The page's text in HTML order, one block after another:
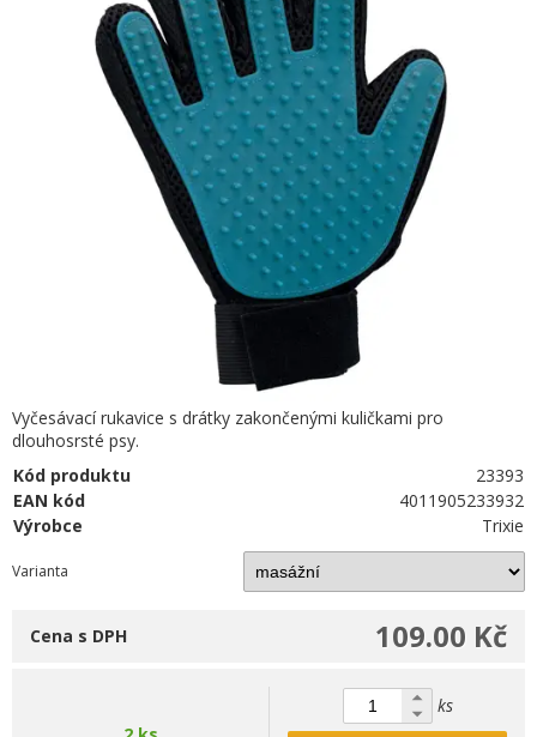
Vyčesávací rukavice s drátky zakončenými kuličkami pro
dlouhosrsté psy.
Kód produktu
23393
EAN kód
4011905233932
Výrobce
Trixie
Varianta
109.00 Kč
Cena s DPH
ks